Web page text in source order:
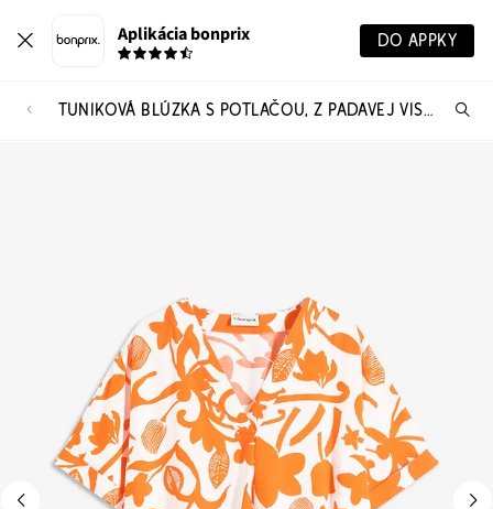
Aplikácia bonprix DO APPKY
TUNIKOVÁ BLÚZKA S POTLAČOU, Z PADAVEJ VISKÓZY